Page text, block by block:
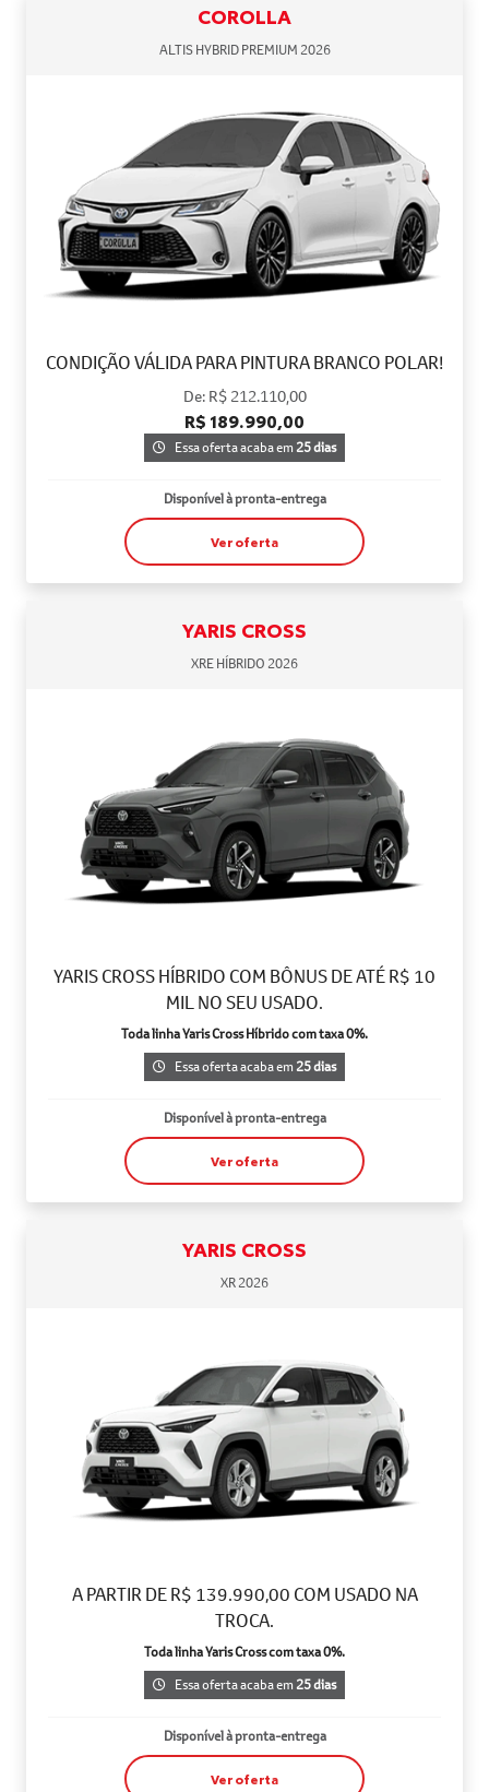
COROLLA
ALTIS HYBRID PREMIUM 2026
CONDIÇÃO VÁLIDA PARA PINTURA BRANCO POLAR!
De: R$ 212.110,00
R$ 189.990,00
Essa oferta acaba em25 dias
Disponível à pronta-entrega
Ver oferta
YARIS CROSS
XRE HÍBRIDO 2026
YARIS CROSS HÍBRIDO COM BÔNUS DE ATÉ R$ 10
MIL NO SEU USADO.
Toda linha Yaris Cross Híbrido com taxa 0%.
Essa oferta acaba em25 dias
Disponível à pronta-entrega
Ver oferta
YARIS CROSS
XR 2026
A PARTIR DE R$ 139.990,00 COM USADO NA
TROCA.
Toda linha Yaris Cross com taxa 0%.
Essa oferta acaba em25 dias
Disponível à pronta-entrega
Ver oferta